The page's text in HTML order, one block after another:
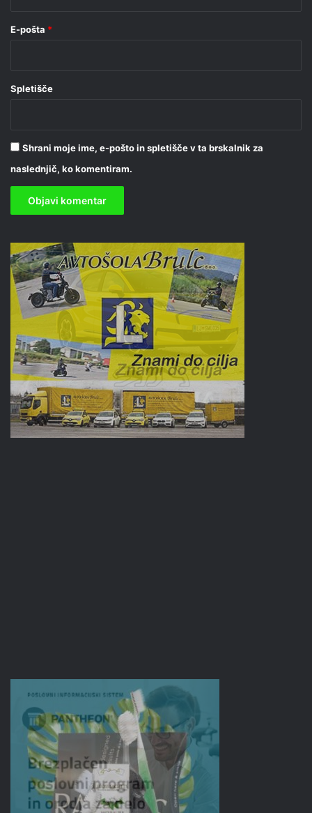
E-pošta *
Spletišče
Shrani moje ime, e-pošto in spletišče v ta brskalnik za
naslednjič, ko komentiram.